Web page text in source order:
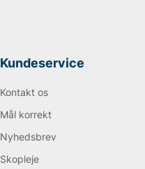
Kundeservice
Kontakt os
Mål korrekt
Nyhedsbrev
Skopleje